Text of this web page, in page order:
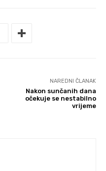
NAREDNI ČLANAK
Nakon sunčanih dana
očekuje se nestabilno
vrijeme